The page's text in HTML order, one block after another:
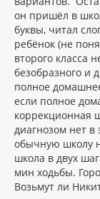
он пришёл в
буквы, читал
ребёнок (не
второго класса
безобразного и
полное
если полное
коррекционная
диагнозом нет
обычную школу
школа в двух
мин ходьбы.
Возьмут ли